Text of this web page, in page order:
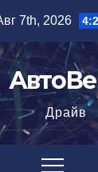
7th, 2026
Драйв